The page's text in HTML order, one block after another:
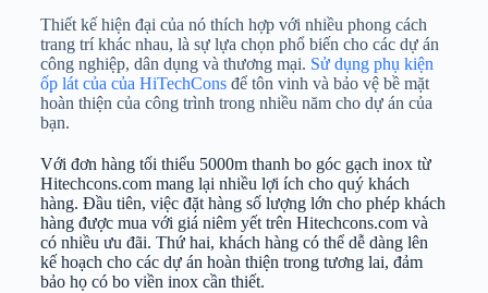
Thiết kế hiện đại của nó thích hợp với nhiều phong cách
trang trí khác nhau, là sự lựa chọn phổ biến cho các dự án
công nghiệp, dân dụng và thương mại. Sử dụng phụ kiện
ốp lát của của HiTechConsđể tôn vinh và bảo vệ bề mặt
hoàn thiện của công trình trong nhiều năm cho dự án của
bạn.
Với đơn hàng tối thiểu 5000m thanh bo góc gạch inox từ
Hitechcons.com mang lại nhiều lợi ích cho quý khách
hàng. Đầu tiên, việc đặt hàng số lượng lớn cho phép khách
hàng được mua với giá niêm yết trên Hitechcons.com và
có nhiều ưu đãi. Thứ hai, khách hàng có thể dễ dàng lên
kế hoạch cho các dự án hoàn thiện trong tương lai, đảm
bảo họ có bo viền inox cần thiết.